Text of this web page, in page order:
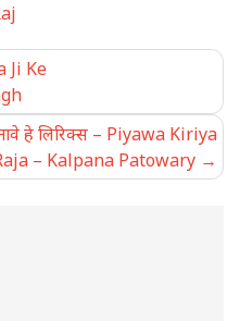
Ji Ke
हे लिरिक्स – Piyawa Kiriya
– Kalpana Patowary